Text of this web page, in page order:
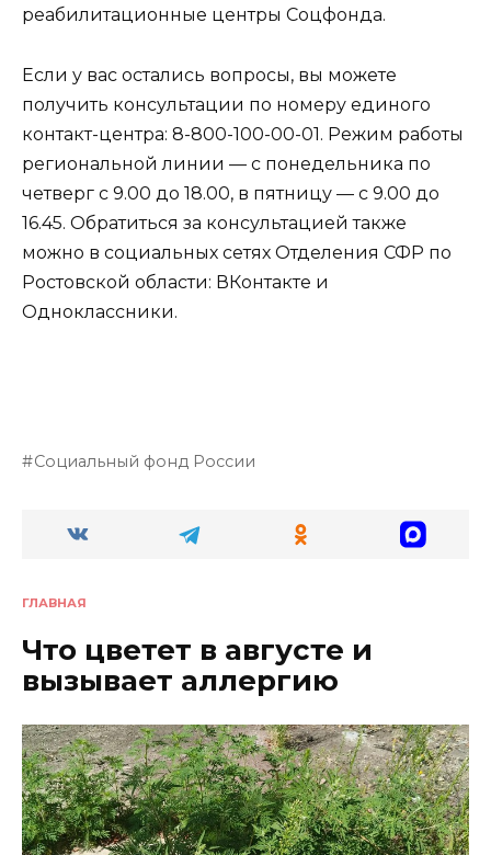
реабилитационные центры Соцфонда.
Если у вас остались вопросы, вы можете
получить консультации по номеру единого
контакт-центра: 8-800-100-00-01. Режим работы
региональной линии — с понедельника по
четверг с 9.00 до 18.00, в пятницу — с 9.00 до
16.45. Обратиться за консультацией также
можно в социальных сетях Отделения СФР по
Ростовской области: ВКонтакте и
Одноклассники.
Социальный фонд России
ГЛАВНАЯ
Что цветет в августе и
вызывает аллергию